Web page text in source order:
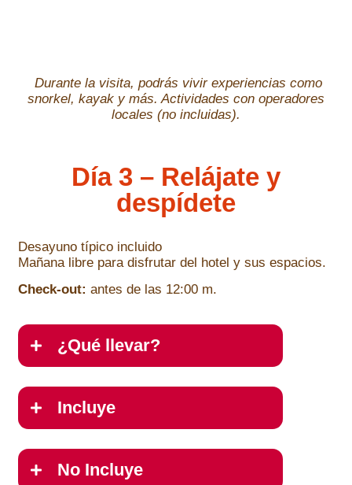
Durante la visita, podrás vivir experiencias como
snorkel, kayak y más. Actividades con operadores
locales (no incluidas).
Día 3 – Relájate y
despídete
Desayuno típico incluido
Mañana libre para disfrutar del hotel y sus espacios.
Check-out: antes de las 12:00 m.
¿Qué llevar?
Incluye
No Incluye